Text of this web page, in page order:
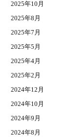
2025年10月
2025年8月
2025年7月
2025年5月
2025年4月
2025年2月
2024年12月
2024年10月
2024年9月
2024年8月